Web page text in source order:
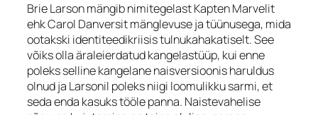
Brie Larson mängib nimitegelast Kapten Marvelit
ehk Carol Danversit mänglevuse ja tüünusega, mida
ootakski identiteedikriisis tulnukahakatiselt. See
võiks olla äraleierdatud kangelastüüp, kui enne
poleks selline kangelane naisversioonis haruldus
olnud ja Larsonil poleks niigi loomulikku sarmi, et
seda enda kasuks tööle panna. Naistevahelise